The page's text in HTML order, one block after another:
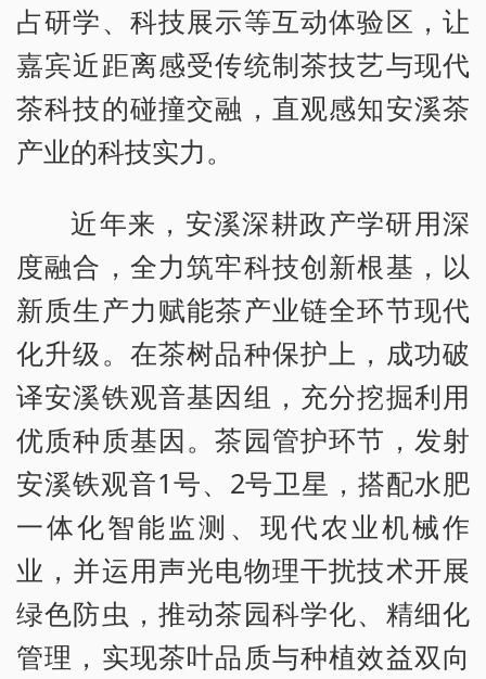
占研学、科技展示等互动体验区，让
嘉宾近距离感受传统制茶技艺与现代
茶科技的碰撞交融，直观感知安溪茶
产业的科技实力。
近年来，安溪深耕政产学研用深
度融合，全力筑牢科技创新根基，以
新质生产力赋能茶产业链全环节现代
化升级。在茶树品种保护上，成功破
译安溪铁观音基因组，充分挖掘利用
优质种质基因。茶园管护环节，发射
安溪铁观音1号、2号卫星，搭配水肥
一体化智能监测、现代农业机械作
业，并运用声光电物理干扰技术开展
绿色防虫，推动茶园科学化、精细化
管理，实现茶叶品质与种植效益双向